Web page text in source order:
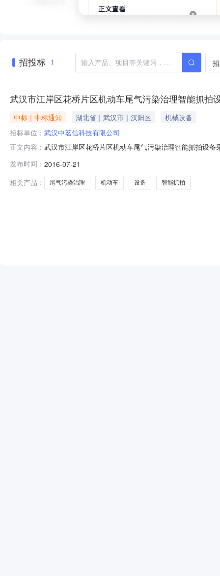
招投标 1
武汉市江岸区花桥片区机动车尾气污染治理智能抓拍
中标｜中标通知 湖北省｜武汉市｜汉阳区
机械设备
招标单位： 武汉中茗信科技有限公司
正文内容： 武汉市江岸区花桥片区机动车尾气污染治理智能抓拍设
公开招标。现就本次招标的中标结果公示如下：一、招
拦标价：人民币330万元整，
发布时间： 2016-07-21
相关产品：
尾气污染治理 机动车 设备 智能抓拍